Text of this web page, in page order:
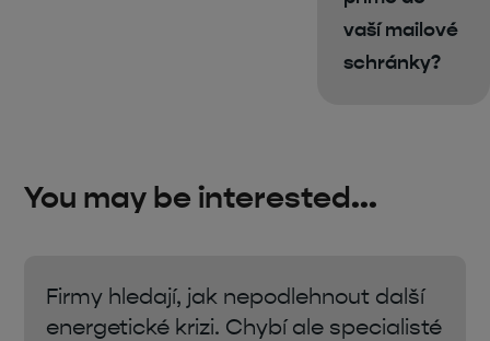
vaší mailové
schránky?
You may be interested...
Firmy hledají, jak nepodlehnout další
energetické krizi. Chybí ale specialisté